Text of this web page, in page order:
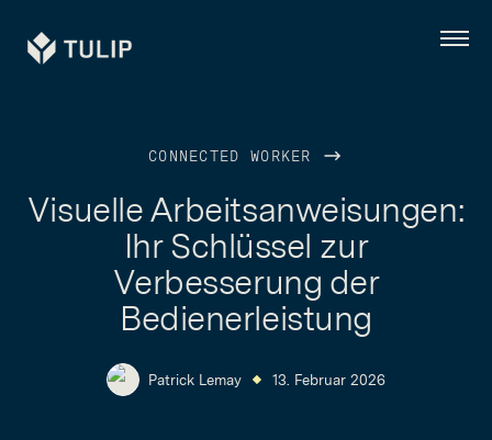
Tulip Menü
CONNECTED WORKER
Visuelle Arbeitsanweisungen:
Ihr Schlüssel zur
Verbesserung der
Bedienerleistung
Patrick Lemay 13. Februar 2026